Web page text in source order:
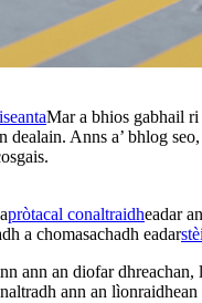
Mar a bhios gabhail ri
dealain. Anns a’ bhlog
pròtacal conaltraidheadar
a chomasachadh eadar
ann an diofar dhreachan,
ann an